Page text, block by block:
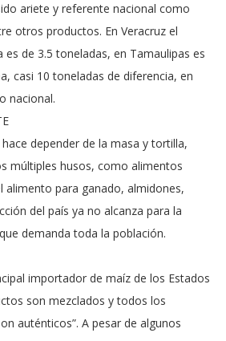
ariete y referente nacional como
otros productos. En Veracruz el
de 3.5 toneladas, en Tamaulipas es
casi 10 toneladas de diferencia, en
nacional.
depender de la masa y tortilla,
múltiples husos, como alimentos
alimento para ganado, almidones,
del país ya no alcanza para la
demanda toda la población.
importador de maíz de los Estados
son mezclados y todos los
auténticos”. A pesar de algunos